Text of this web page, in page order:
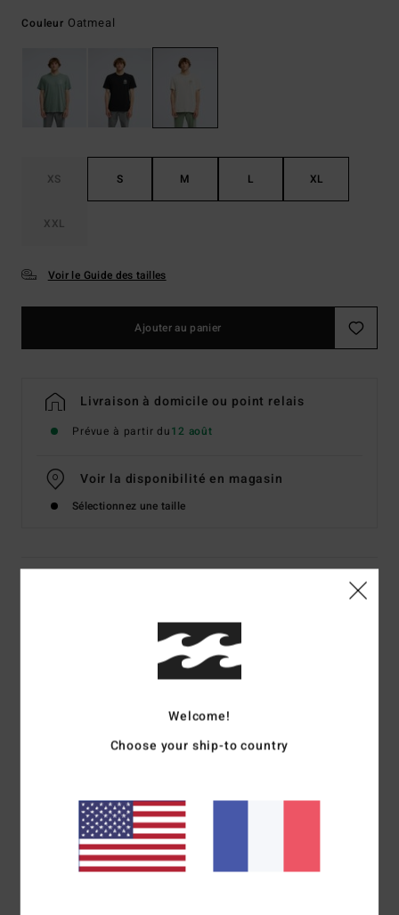
Couleur Oatmeal
XS S M L XL
XXL
Voir le Guide des tailles
Ajouter au panier
Livraison à domicile ou point relais
Prévue à partir du12 août
Voir la disponibilité en magasin
Sélectionnez une taille
T-Shirt manches courtes Beige Homme
Code couleur
Sérigraphie poitrine et dos
Étiquette tissée Billabong
Composition[Matière principale] 100% coton biologique
Welcome!
Choose your ship-to country